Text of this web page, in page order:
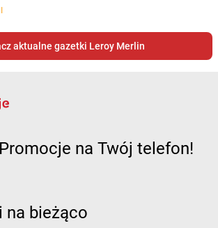
aktualne gazetki Leroy Merlin
na Twój telefon!
na bieżąco